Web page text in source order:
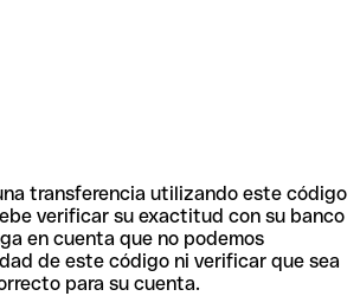
transferencia utilizando este código
verificar su exactitud con su banco
en cuenta que no podemos
de este código ni verificar que sea
para su cuenta.